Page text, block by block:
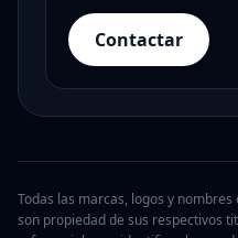
Contactar
Todas las marcas, logos y
son propiedad de sus respectivos